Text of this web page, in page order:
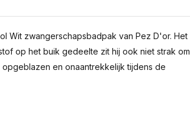
Wit zwangerschapsbadpak van Pez D'or. Het
op het buik gedeelte zit hij ook niet strak om
en onaantrekkelijk tijdens de